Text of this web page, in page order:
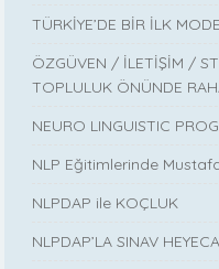
TÜRKİYE’DE BİR İLK
ÖZGÜVEN / İLETİŞİM /
TOPLULUK ÖNÜNDE
NEURO LINGUISTIC
NLP Eğitimlerinde Mustafa
NLPDAP ile KOÇLUK
NLPDAP’LA SINAV